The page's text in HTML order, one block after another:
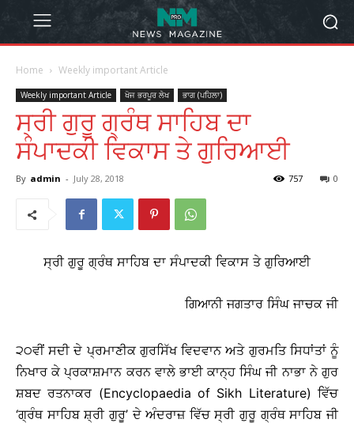
Home Weekly important Article
Weekly important Article ਖੋਜ ਭਰਪੂਰ ਲੇਖ ਭਾਗ (ਪਹਿਲਾ)
ਸ੍ਰੀ ਗੁਰੂ ਗ੍ਰੰਥ ਸਾਹਿਬ ਦਾ
ਸੰਪਾਦਕੀ ਵਿਕਾਸ ਤੇ ਗੁਰਿਆਈ
By admin - July 28, 2018 0
757
ਸ੍ਰੀ ਗੁਰੂ ਗ੍ਰੰਥ ਸਾਹਿਬ ਦਾ ਸੰਪਾਦਕੀ ਵਿਕਾਸ ਤੇ ਗੁਰਿਆਈ
ਗਿਆਨੀ ਜਗਤਾਰ ਸਿੰਘ ਜਾਚਕ ਜੀ
੨੦ਵੀਂ ਸਦੀ ਦੇ ਪ੍ਰਮਾਣੀਕ ਗੁਰਸਿੱਖ ਵਿਦਵਾਨ ਅਤੇ ਗੁਰਮਤਿ ਸਿਧਾਂਤਾਂ ਨੂੰ
ਨਿਖਾਰ ਕੇ ਪ੍ਰਕਾਸ਼ਮਾਨ ਕਰਨ ਵਾਲੇ ਭਾਈ ਕਾਨ੍ਹ ਸਿੰਘ ਜੀ ਨਾਭਾ ਨੇ ਗੁਰ
ਸ਼ਬਦ ਰਤਨਾਕਰ (Encyclopaedia of Sikh Literature) ਵਿੱਚ
‘ਗ੍ਰੰਥ ਸਾਹਿਬ ਸ਼੍ਰੀ ਗੁਰੂ’ ਦੇ ਅੰਦਰਾਜ਼ ਵਿੱਚ ਸ੍ਰੀ ਗੁਰੂ ਗ੍ਰੰਥ ਸਾਹਿਬ ਜੀ